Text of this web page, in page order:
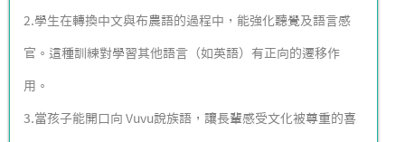
2.學生在轉換中文與布農語的過程中，能強化聽覺及語言感
官。這種訓練對學習其他語言（如英語）有正向的遷移作
用。
3.當孩子能開口向 Vuvu說族語，讓長輩感受文化被尊重的喜